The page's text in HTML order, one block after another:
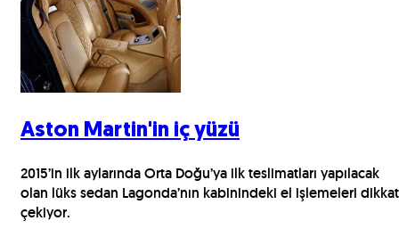
Aston Martin'in iç yüzü
2015’in ilk aylarında Orta Doğu’ya ilk teslimatları yapılacak
olan lüks sedan Lagonda’nın kabinindeki el işlemeleri dikkat
çekiyor.